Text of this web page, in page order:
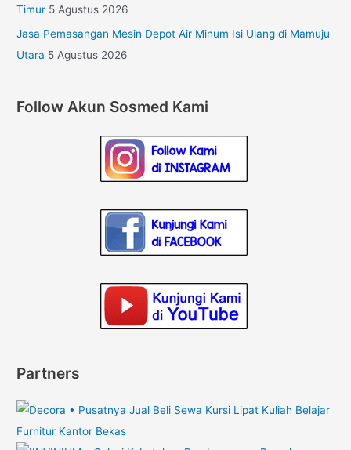
Timur 5 Agustus 2026
Jasa Pemasangan Mesin Depot Air Minum Isi Ulang di Mamuju
Utara 5 Agustus 2026
Follow Akun Sosmed Kami
Partners